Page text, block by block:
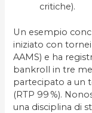
critiche).
Un esempio
iniziato con
AAMS) e ha
bankroll in tre
partecipato a un
(RTP 99 %).
una disciplina di